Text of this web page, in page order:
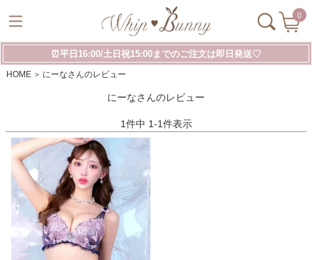
0
⏰平日16:00/土日祝15:00までのご注文は即日発送♡
HOME にーなさんのレビュー
にーなさんのレビュー
1件中 1-1件表示